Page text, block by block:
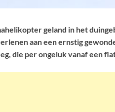
geland in het
aan een ernstig
die per ongeluk vanaf een